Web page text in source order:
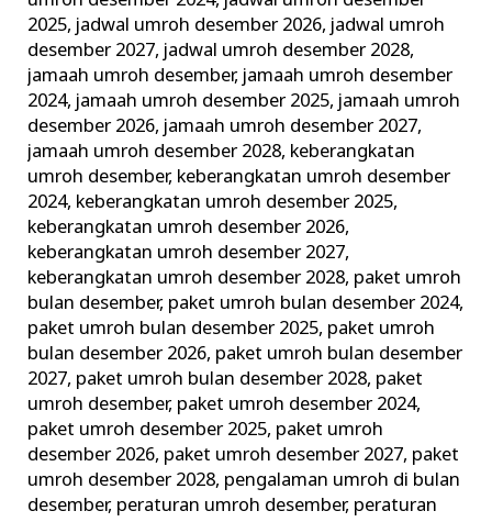
2025, jadwal umroh desember 2026, jadwal umroh
desember 2027, jadwal umroh desember 2028,
jamaah umroh desember, jamaah umroh desember
2024, jamaah umroh desember 2025, jamaah umroh
desember 2026, jamaah umroh desember 2027,
jamaah umroh desember 2028, keberangkatan
umroh desember, keberangkatan umroh desember
2024, keberangkatan umroh desember 2025,
keberangkatan umroh desember 2026,
keberangkatan umroh desember 2027,
keberangkatan umroh desember 2028, paket umroh
bulan desember, paket umroh bulan desember 2024,
paket umroh bulan desember 2025, paket umroh
bulan desember 2026, paket umroh bulan desember
2027, paket umroh bulan desember 2028, paket
umroh desember, paket umroh desember 2024,
paket umroh desember 2025, paket umroh
desember 2026, paket umroh desember 2027, paket
umroh desember 2028, pengalaman umroh di bulan
desember, peraturan umroh desember, peraturan